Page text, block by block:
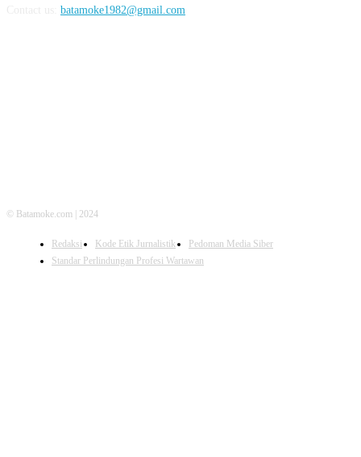
batamoke1982@gmail.com
© Batamoke.com | 2024
Redaksi Kode Etik Jurnalistik
Pedoman Media Siber
Standar Perlindungan Profesi Wartawan